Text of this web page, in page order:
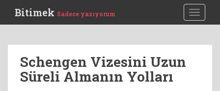
i
Bitimek Sadece yazıyorum
Schengen Vizesini Uzun
Süreli Almanın Yolları